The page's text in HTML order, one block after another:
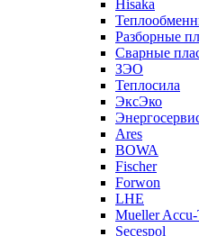
Hisaka
Разборные
Сварные
ЗЭО
Теплосила
ЭксЭко
Ares
BOWA
Fischer
Forwon
LHE
Mueller
Secespol